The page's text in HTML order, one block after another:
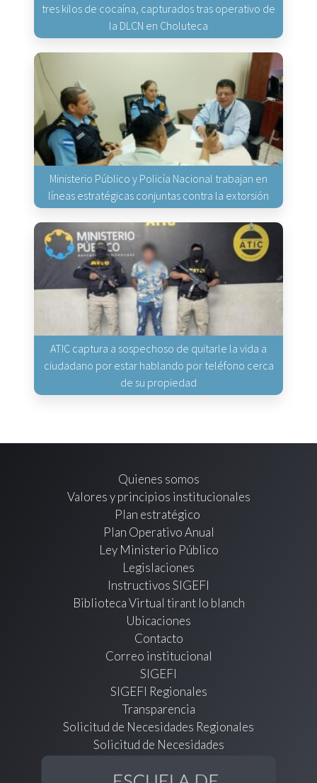
tres kilos de cocaína, capturados tras operativo de
la DLCN en Choluteca
Ministerio Público y Policía Nacional trabajan en
líneas estratégicas conjuntas contra la extorsión
ATIC captura a sospechoso de quitarle la vida a
ciudadano por estar hablando por teléfono cerca
de su propiedad
Quienes somos
Valores y principios institucionales
Plan estratégico
Plan Operativo Anual
Ley Ministerio Público
Legislaciones
Instructivos SIGEFI
Biblioteca Virtual tirant lo blanch
Ubicaciones
Contacto
Correo institucional
SIGEFI
SIGEFI Regionales
Transparencia
Solicitud de Necesidades Regionales
Solicitud de Necesidades